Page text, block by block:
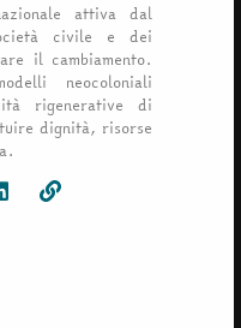
attiva dal
civile e dei
il cambiamento.
neocoloniali
rigenerative di
dignità, risorse